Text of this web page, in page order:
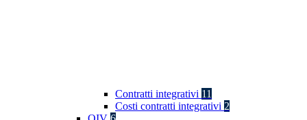
Contratti integrativi 11
Costi contratti integrativi 2